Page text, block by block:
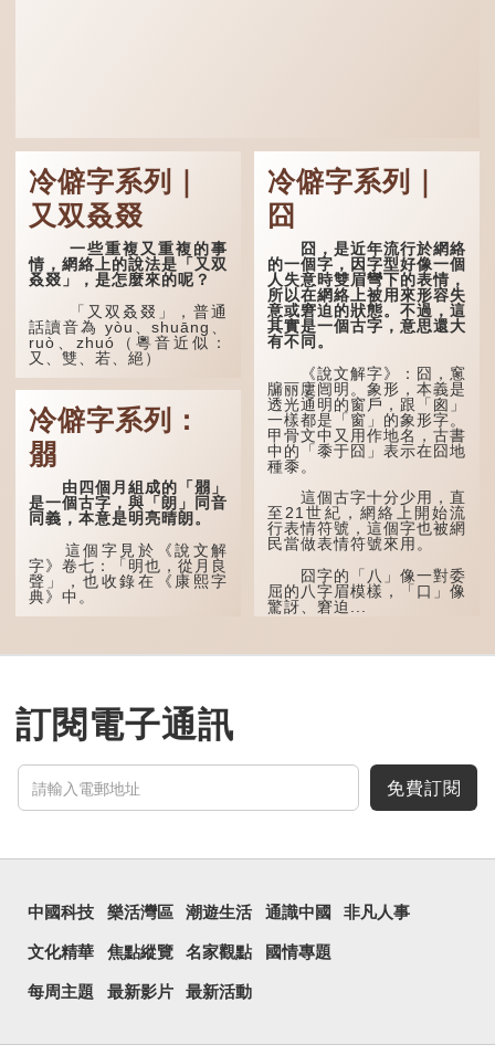
冷僻字系列｜
又双叒叕
一些重複又重複的事
情，網絡上的說法是「又双
叒叕」，是怎麼來的呢？
「又双叒叕」，普通
話讀音為 yòu、shuāng、
ruò、zhuó（粵音近似：
又、雙、若、絕）
「又」和「双」比較
易理解，前者表示再次，後
者表示一對，兩個「又」便
是「双」。
「叒」（音：若）原是
古代神話中的樹木名
稱。 《說文解字·叒部》：
「叒，日初出東方湯谷所登
榑桑，叒木也。」
「叕...
冷僻字系列：
朤
由四個月組成的「朤」
是一個古字，與「朗」同音
同義，本意是明亮晴朗。
這個字見於《說文解
字》卷七：「明也，從月良
聲」，也收錄在《康熙字
典》中。
「朤朤乾坤，捨我其
宙等，形容政治清明，天下
太平！
飛。」也是指天清氣明，鳥
兒可高飛。
「朤朤脆脆」就是形容
冷僻字系列｜
囧
囧，是近年流行於網絡
的一個字，因字型好像一個
人失意時雙眉彎下的表情，
所以在網絡上被用來形容失
意或窘迫的狀態。不過，這
其實是一個古字，意思還大
有不同。
《說文解字》：囧，窻
牖丽廔闿明。象形，本義是
透光通明的窗戶，跟「囪」
一樣都是「窗」的象形字。
甲骨文中又用作地名，古書
中的「黍于囧」表示在囧地
種黍。
這個古字十分少用，直
至21世紀，網絡上開始流
行表情符號，這個字也被網
民當做表情符號來用。
囧字的「八」像一對委
屈的八字眉模樣，「口」像
驚訝、窘迫...
訂閱電子通訊
免費訂閱
中國科技 樂活灣區 潮遊生活 通識中國 非凡人事
文化精華 焦點縱覽 名家觀點 國情專題
每周主題 最新影片 最新活動